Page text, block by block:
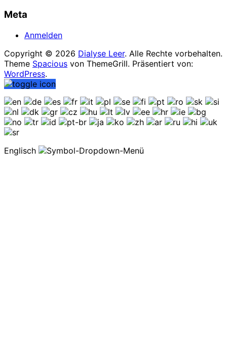
Meta
Anmelden
Copyright © 2026 Dialyse Leer. Alle Rechte vorbehalten.
Theme Spacious von ThemeGrill. Präsentiert von:
WordPress.
Englisch